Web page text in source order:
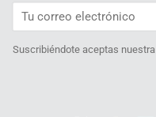
Suscribiéndote aceptas nuestra